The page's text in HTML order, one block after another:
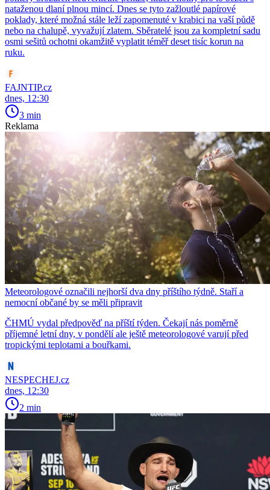
nataženou dlaní plnou mincí. Dnes se tyto zažloutlé papírové
poklady, které možná stále leží zapomenuté v krabici na vaší půdě
nebo na chalupě, vyvažují zlatem. Sběratelé jsou za kompletní sadu
osmi sešitů ochotni okamžitě vyplatit téměř deset tisíc korun na
ruku.
FAJNTIP.cz
dnes, 12:30
3 min
Reklama
Meteorologové označili nejhorší dva dny příštího týdně. Staří a
nemocní občané by se měli připravit
ČHMÚ vydal předpověď na příští týden. Čekají nás poměrně
příjemné letní dny, v pondělí ale ještě meteorologové varují před
tropickými teplotami a bouřkami.
NESPECHEJ.cz
dnes, 12:30
2 min